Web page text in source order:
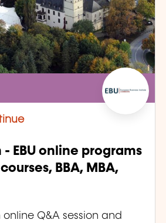
- EBU online programs
BBA, MBA,
online Q&A session and